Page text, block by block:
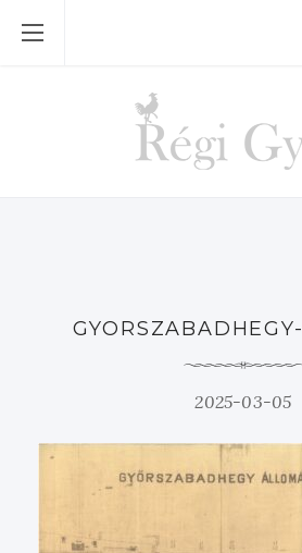
2025-03-05